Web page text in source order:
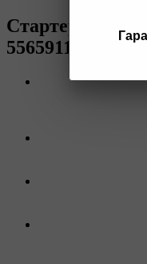
Стартер 24 В 6
5565911 5565911